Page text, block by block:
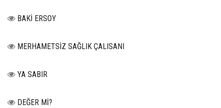
BAKİ ERSOY
MERHAMETSİZ SAĞLIK ÇALISANI
YA SABIR
DEĞER Mİ?